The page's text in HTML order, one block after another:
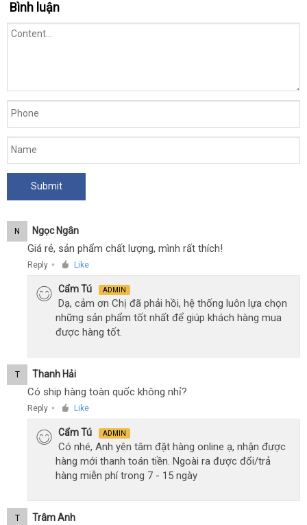
Bình luận
N Ngọc Ngân
Giá rẻ, sản phẩm chất lượng, mình rất thích!
Reply ● Like
Cẩm Tú ADMIN
Dạ, cảm ơn Chị đã phải hồi, hệ thống luôn lựa chọn
những sản phẩm tốt nhất để giúp khách hàng mua
được hàng tốt.
T Thanh Hải
Có ship hàng toàn quốc không nhỉ?
Reply ● Like
Cẩm Tú ADMIN
Có nhé, Anh yên tâm đặt hàng online ạ, nhận được
hàng mới thanh toán tiền. Ngoài ra được đổi/trả
hàng miễn phí trong 7 - 15 ngày
T Trâm Anh